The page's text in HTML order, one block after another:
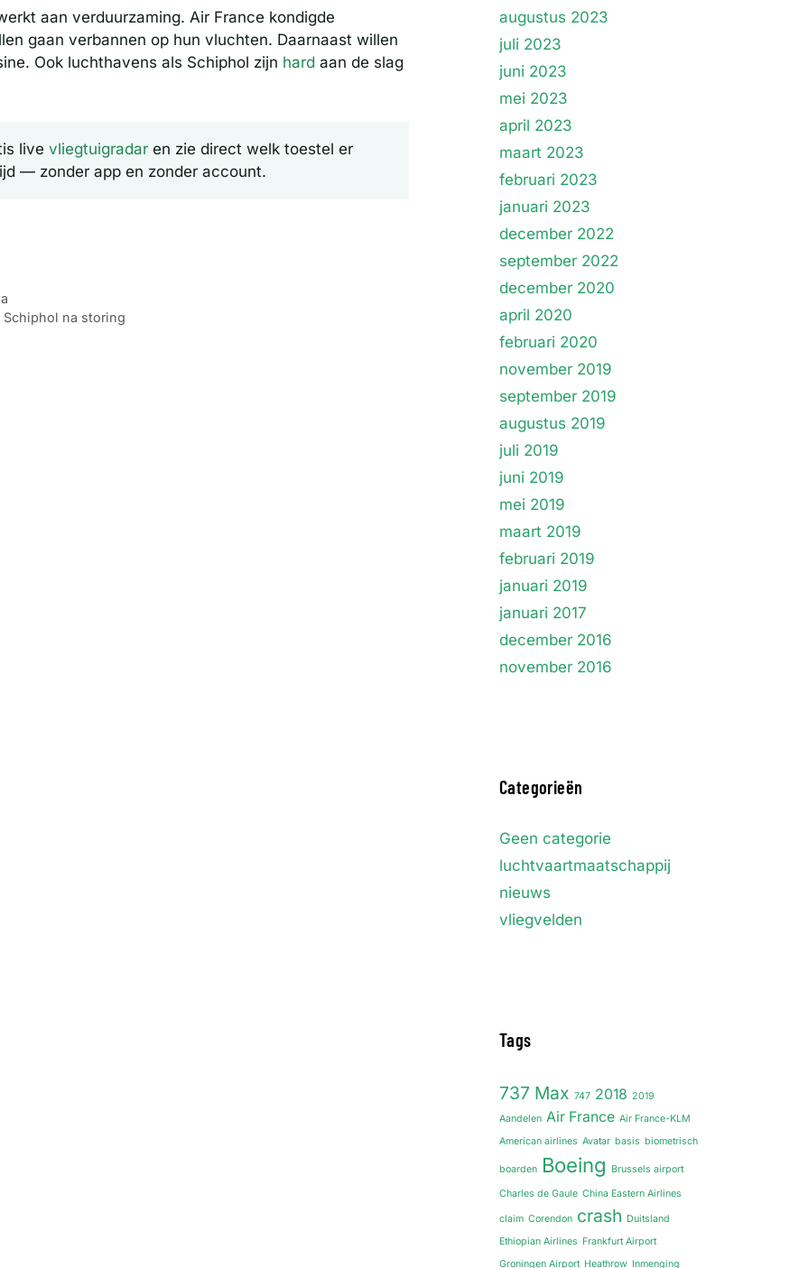
aan verduurzaming. Air France kondigde
gaan verbannen op hun vluchten. Daarnaast willen
Ook luchthavens als Schiphol zijn hard aan de slag
live vliegtuigradar en zie direct welk toestel er
— zonder app en zonder account.
na storing
augustus 2023
juli 2023
juni 2023
mei 2023
april 2023
maart 2023
februari 2023
januari 2023
december 2022
september 2022
december 2020
april 2020
februari 2020
november 2019
september 2019
augustus 2019
juli 2019
juni 2019
mei 2019
maart 2019
februari 2019
januari 2019
januari 2017
december 2016
november 2016
Categorieën
Geen categorie
luchtvaartmaatschappij
nieuws
vliegvelden
Tags
737 Max 747 2018 2019
Aandelen Air France Air France-KLM
American airlines Avatar basis biometrisch
boarden Boeing Brussels airport
Charles de Gaule China Eastern Airlines
claim Corendon crash Duitsland
Ethiopian Airlines Frankfurt Airport
Groningen Airport Heathrow Inmenging